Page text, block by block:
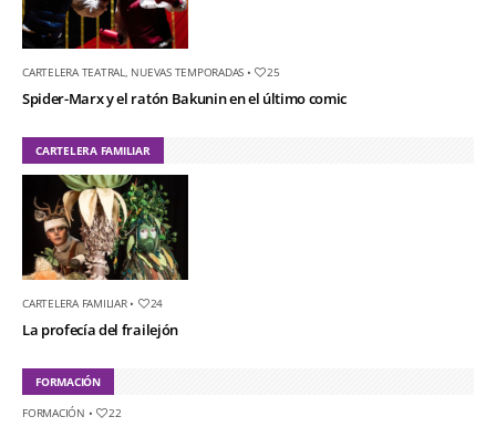
CARTELERA TEATRAL NUEVAS TEMPORADAS • 25
Spider-Marx y el ratón Bakunin en el último comic
CARTELERA FAMILIAR
CARTELERA FAMILIAR• 24
La profecía del frailejón
FORMACIÓN
FORMACIÓN • 22